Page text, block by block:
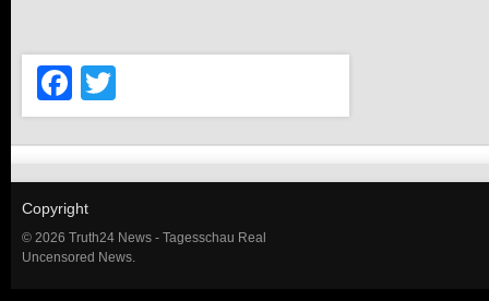
Facebook
Copyright
© 2026 Truth24 News - Tagesschau Real
Uncensored News.